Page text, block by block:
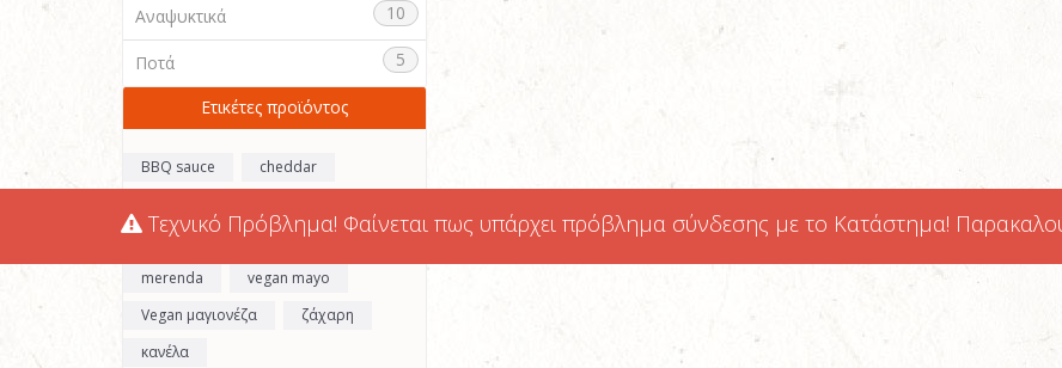
Αναψυκτικά 10
Ποτά 5
Ετικέτες προϊόντος
BBQ sauce
cheddar
hot sriracha sauce
merenda
vegan mayo
Vegan μαγιονέζα
ζάχαρη
κανέλα
Τεχνικό Πρόβλημα! Φαίνεται πως υπάρχει πρόβλημα σύνδεσης με το Κατάστημα!